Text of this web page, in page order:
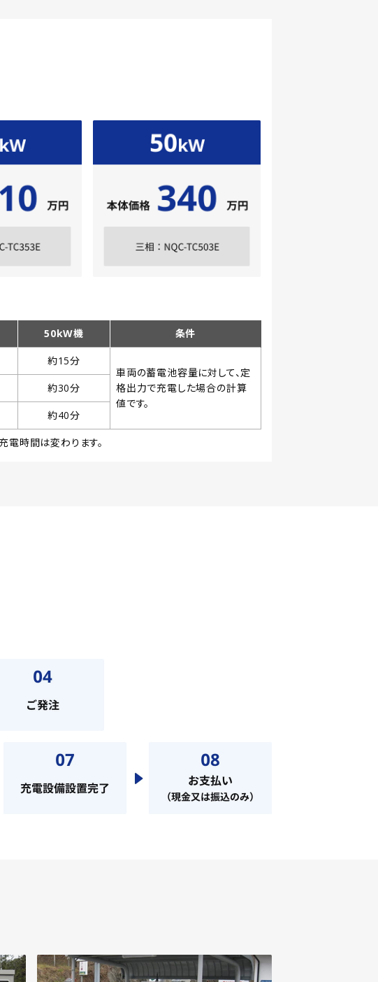
50kW機 条件
約15分
車両の蓄電池容量に対して、定
格出力で充電した場合の計算
値です。
約30分
約40分
電時間は変わります。